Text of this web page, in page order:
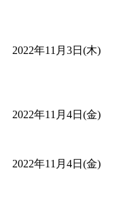
「子
「赤
付期間
赤
2022年11月3日(木)
2022年11月4日(金)
2022年11月4日(金)